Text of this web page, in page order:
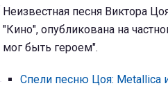
Неизвестная песня Виктора
"Кино", опубликована на
мог быть героем".
Спели песню Цоя: Metallica